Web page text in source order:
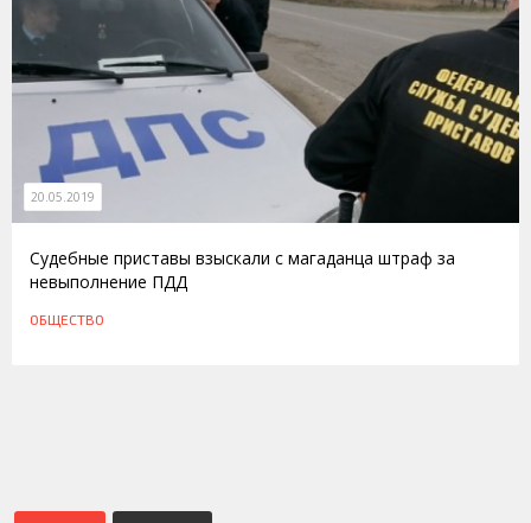
20.05.2019
Судебные приставы взыскали с магаданца штраф за
невыполнение ПДД
ОБЩЕСТВО